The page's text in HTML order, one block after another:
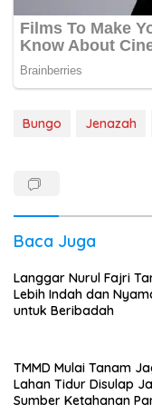
Bungo Jenazah
Baca Juga
Langgar Nurul Fajri
Lebih Indah dan
untuk Beribadah
TMMD Mulai Tanam
Lahan Tidur Disulap
Sumber Ketahanan